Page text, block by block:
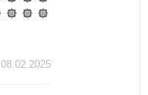
08.02.2025